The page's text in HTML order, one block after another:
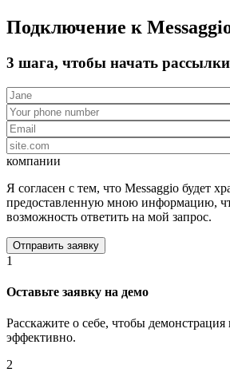
Подключение к
3 шага, чтобы начать рассылки
компании
Я согласен с тем, что Messaggio будет
предоставленную мною информацию,
возможность ответить на мой запрос.
1
Оставьте заявку на демо
Расскажите о себе, чтобы
эффективно.
2